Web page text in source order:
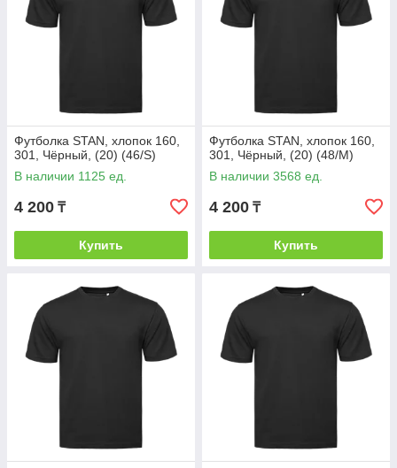
Футболка STAN, хлопок 160,
301, Чёрный, (20) (46/S)
В наличии 1125 ед.
4 200 ₸
Купить
Футболка STAN, хлопок 160,
301, Чёрный, (20) (48/M)
В наличии 3568 ед.
4 200 ₸
Купить